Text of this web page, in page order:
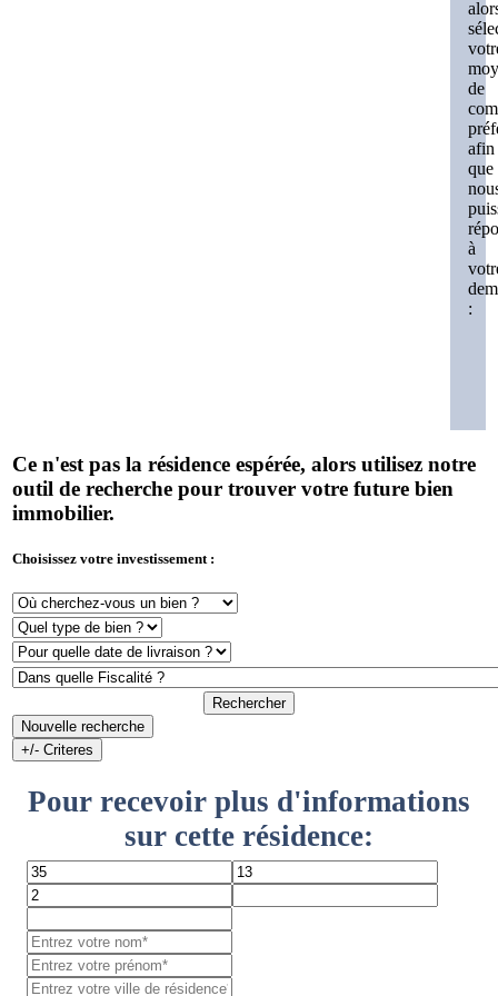
de
afin
que
à
:
Ce n'est pas la résidence espérée, alors utilisez notre
outil de recherche pour trouver votre future bien
immobilier.
Choisissez votre investissement :
Rechercher
Nouvelle recherche
+/- Criteres
Pour recevoir plus d'informations
sur cette résidence: